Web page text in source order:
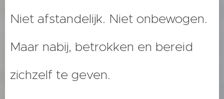
Niet afstandelijk. Niet onbewogen.
Maar nabij, betrokken en bereid
zichzelf te geven.